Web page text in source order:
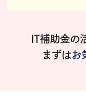
IT補助金の
まずはお